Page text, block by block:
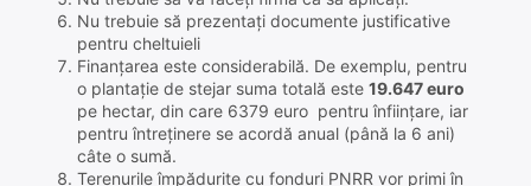
Nu trebuie să prezentați documente justificative
pentru cheltuieli
Finanțarea este considerabilă. De exemplu, pentru
o plantație de stejar suma totală este 19.647 euro
pe hectar, din care 6379 euro pentru înființare, iar
pentru întreținere se acordă anual (până la 6 ani)
câte o sumă.
Terenurile împădurite cu fonduri PNRR vor primi în